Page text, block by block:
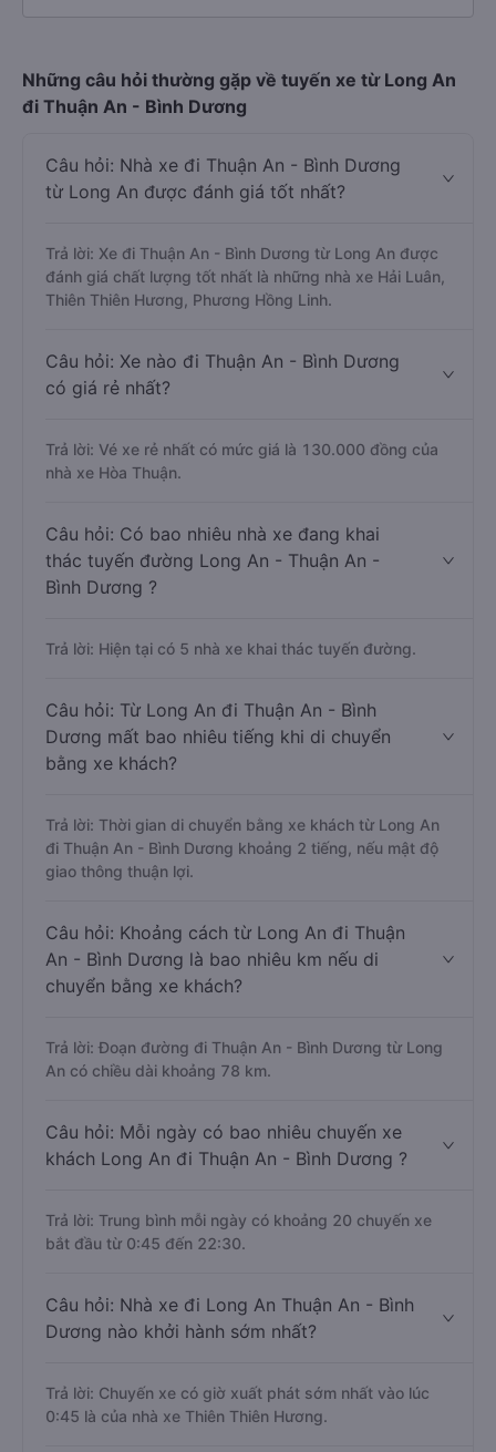
Những câu hỏi thường gặp về tuyến xe từ Long An
đi Thuận An - Bình Dương
Câu hỏi: Nhà xe đi Thuận An - Bình Dương
từ Long An được đánh giá tốt nhất?
Trả lời: Xe đi Thuận An - Bình Dương từ Long An được
đánh giá chất lượng tốt nhất là những nhà xe Hải Luân,
Thiên Thiên Hương, Phương Hồng Linh.
Câu hỏi: Xe nào đi Thuận An - Bình Dương
có giá rẻ nhất?
Trả lời: Vé xe rẻ nhất có mức giá là 130.000 đồng của
nhà xe Hòa Thuận.
Câu hỏi: Có bao nhiêu nhà xe đang khai
thác tuyến đường Long An - Thuận An -
Bình Dương ?
Trả lời: Hiện tại có 5 nhà xe khai thác tuyến đường.
Câu hỏi: Từ Long An đi Thuận An - Bình
Dương mất bao nhiêu tiếng khi di chuyển
bằng xe khách?
Trả lời: Thời gian di chuyển bằng xe khách từ Long An
đi Thuận An - Bình Dương khoảng 2 tiếng, nếu mật độ
giao thông thuận lợi.
Câu hỏi: Khoảng cách từ Long An đi Thuận
An - Bình Dương là bao nhiêu km nếu di
chuyển bằng xe khách?
Trả lời: Đoạn đường đi Thuận An - Bình Dương từ Long
An có chiều dài khoảng 78 km.
Câu hỏi: Mỗi ngày có bao nhiêu chuyến xe
khách Long An đi Thuận An - Bình Dương ?
Trả lời: Trung bình mỗi ngày có khoảng 20 chuyến xe
bắt đầu từ 0:45 đến 22:30.
Câu hỏi: Nhà xe đi Long An Thuận An - Bình
Dương nào khởi hành sớm nhất?
Trả lời: Chuyến xe có giờ xuất phát sớm nhất vào lúc
0:45 là của nhà xe Thiên Thiên Hương.